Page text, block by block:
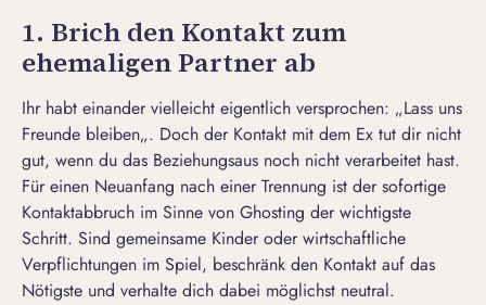
1. Brich den Kontakt zum
ehemaligen Partner ab
Ihr habt einander vielleicht eigentlich versprochen: „Lass uns
Freunde bleiben„. Doch der Kontakt mit dem Ex tut dir nicht
gut, wenn du das Beziehungsaus noch nicht verarbeitet hast.
Für einen Neuanfang nach einer Trennung ist der sofortige
Kontaktabbruch im Sinne von Ghosting der wichtigste
Schritt. Sind gemeinsame Kinder oder wirtschaftliche
Verpflichtungen im Spiel, beschränk den Kontakt auf das
Nötigste und verhalte dich dabei möglichst neutral.